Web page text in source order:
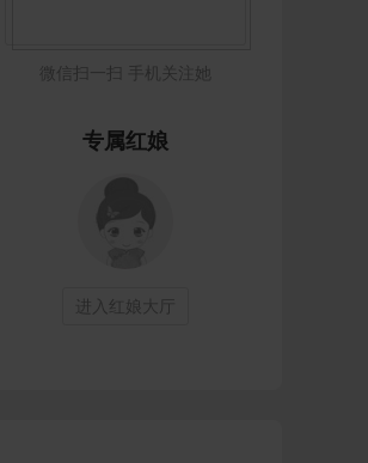
微信扫一扫 手机关注她
专属红娘
进入红娘大厅